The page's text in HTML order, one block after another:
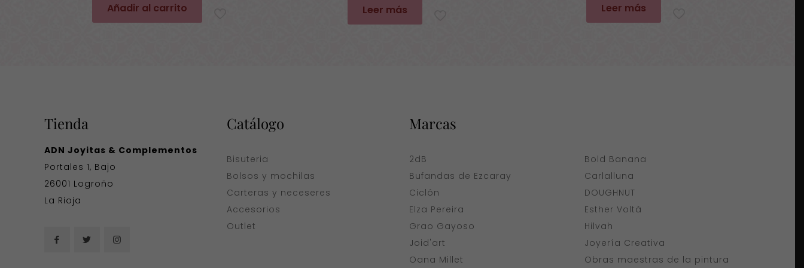
original
era:
es:
Añadir al carrito
original
era:
Leer más
original
era:
Leer más
Tienda
ADN Joyitas & Complementos
Portales 1, Bajo
26001 Logroño
La Rioja
Catálogo
Bisuteria
Bolsos y mochilas
Carteras y neceseres
Accesorios
Outlet
Marcas
2dB
Bold Banana
Bufandas de Ezcaray
Carlalluna
Ciclón
DOUGHNUT
Elza Pereira
Esther Voltà
Grao Gayoso
Hilvah
Joid'art
Joyería Creativa
Oana Millet
Obras maestras de la pintura